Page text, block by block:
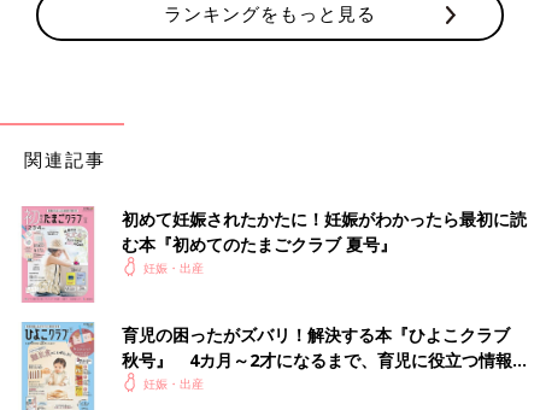
ランキングをもっと見る
関連記事
初めて妊娠されたかたに！妊娠がわかったら最初に読
む本『初めてのたまごクラブ 夏号』
妊娠・出産
育児の困ったがズバリ！解決する本『ひよこクラブ
秋号』 4カ月～2才になるまで、育児に役立つ情報が
いっぱい！
妊娠・出産